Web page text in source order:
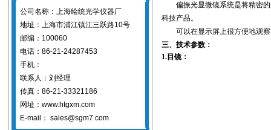
公司名称：上海绘统光学仪器厂
地址：上海市浦江镇江三跃路10号
邮编：100060
电话：86-21-24287453
手机：
联系人：刘经理
传真：86-21-33321186
网址：www.htgxm.com
E-mail： sales@sgm7.com
偏振光显微镜系统是将精密
科技产品。
可以在显示屏上很方便地观
三、技术参数：
1.目镜：